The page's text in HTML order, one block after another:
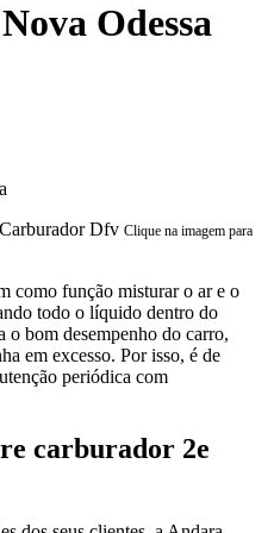
Odessa
Clique na imagem para
como função misturar o ar e o
todo o líquido dentro do
o bom desempenho do carro,
em excesso. Por isso, é de
periódica com
carburador 2e